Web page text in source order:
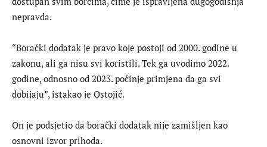
nepravda.
“Borački dodatak je pravo koje postoji od 2000. godine u
zakonu, ali ga nisu svi koristili. Tek ga uvodimo 2022.
godine, odnosno od 2023. počinje primjena da ga svi
dobijaju”, istakao je Ostojić.
On je podsjetio da borački dodatak nije zamišljen kao
osnovni izvor prihoda.